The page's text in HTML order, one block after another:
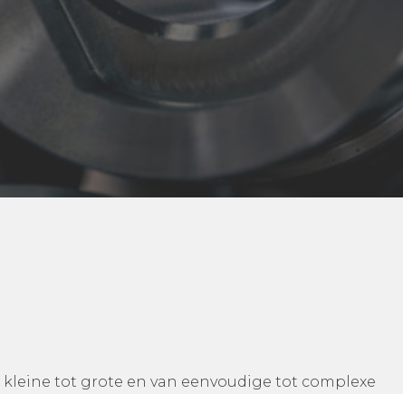
tot grote en van eenvoudige tot complexe